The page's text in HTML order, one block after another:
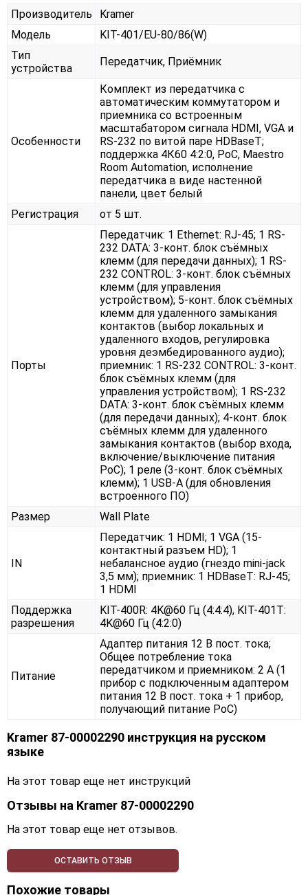
Производитель
Kramer
Модель
KIT-401/EU-80/86(W)
Тип
устройства
Передатчик, Приёмник
Особенности
Комплект из передатчика с
автоматическим коммутатором и
приемника со встроенным
масштабатором сигнала HDMI, VGA и
RS-232 по витой паре HDBaseT;
поддержка 4К60 4:2:0, PoC, Maestro
Room Automation, исполнение
передатчика в виде настенной
панели, цвет белый
Регистрация
от 5 шт.
Порты
Передатчик: 1 Ethernet: RJ-45; 1 RS-
232 DATA: 3-конт. блок съёмных
клемм (для передачи данных); 1 RS-
232 CONTROL: 3-конт. блок съёмных
клемм (для управления
устройством); 5-конт. блок съёмных
клемм для удаленного замыкания
контактов (выбор локальных и
удаленного входов, регулировка
уровня деэмбедированного аудио);
приемник: 1 RS-232 CONTROL: 3-конт.
блок съёмных клемм (для
управления устройством); 1 RS-232
DATA: 3-конт. блок съёмных клемм
(для передачи данных); 4-конт. блок
съёмных клемм для удаленного
замыкания контактов (выбор входа,
включение/выключение питания
PoC); 1 реле (3-конт. блок съёмных
клемм); 1 USB-A (для обновления
встроенного ПО)
Размер
Wall Plate
IN
Передатчик: 1 HDMI; 1 VGA (15-
контактный разъем HD); 1
небалансное аудио (гнездо mini-jack
3,5 мм); приемник: 1 HDBaseT: RJ-45;
1 HDMI
Поддержка
разрешения
KIT-400R: 4K@60 Гц (4:4:4), KIT-401T:
4K@60 Гц (4:2:0)
Питание
Адаптер питания 12 В пост. тока;
Общее потребление тока
передатчиком и приемником: 2 A (1
прибор с подключенным адаптером
питания 12 В пост. тока + 1 прибор,
получающий питание PoC)
Kramer 87-00002290 инструкция на русском
языке
На этот товар еще нет инструкций
Отзывы на Kramer 87-00002290
На этот товар еще нет отзывов.
ОСТАВИТЬ ОТЗЫВ
Похожие товары